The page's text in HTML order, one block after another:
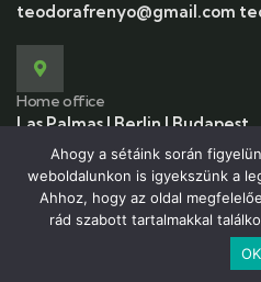
teodorafrenyo@gmail.com
Home office
Las Palmas | Berlin | Budapest
© 2026 Copyright
Ahogy a sétáink során
weboldalunkon is igyekszünk a
Ahhoz, hogy az oldal
rád szabott tartalmakkal
OK